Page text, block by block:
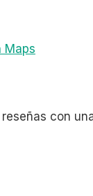
Maps
con